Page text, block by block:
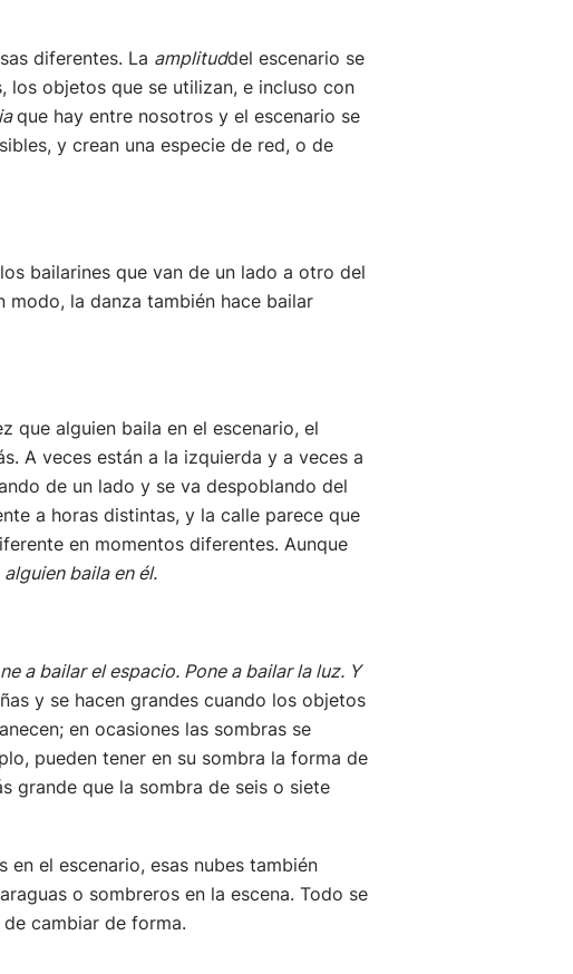
diferentes. La amplituddel escenario se
los objetos que se utilizan, e incluso con
que hay entre nosotros y el escenario se
y crean una especie de red, o de
bailarines que van de un lado a otro del
modo, la danza también hace bailar
que alguien baila en el escenario, el
A veces están a la izquierda y a veces a
de un lado y se va despoblando del
a horas distintas, y la calle parece que
en momentos diferentes. Aunque
baila en él.
a bailar el espacio. Pone a bailar la luz. Y
y se hacen grandes cuando los objetos
en ocasiones las sombras se
pueden tener en su sombra la forma de
grande que la sombra de seis o siete
en el escenario, esas nubes también
o sombreros en la escena. Todo se
cambiar de forma.